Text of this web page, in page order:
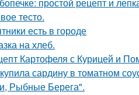
тесто.
есть в городе
на хлеб.
Картофеля с Курицей и
сардину в томатном
Рыбные Берега".